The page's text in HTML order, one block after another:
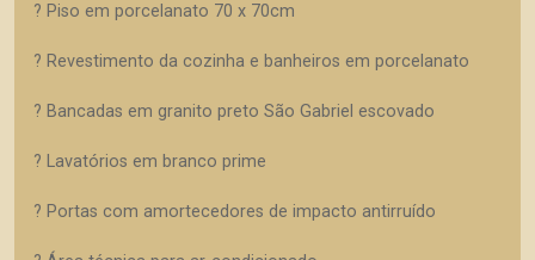
? Piso em porcelanato 70 x 70cm
? Revestimento da cozinha e banheiros em porcelanato
? Bancadas em granito preto São Gabriel escovado
? Lavatórios em branco prime
? Portas com amortecedores de impacto antirruído